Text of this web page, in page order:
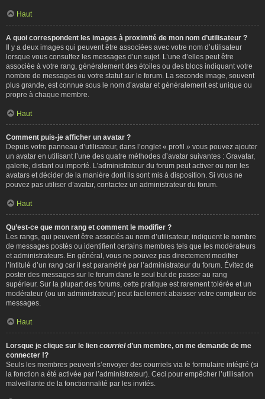
Haut
A quoi correspondent les images à proximité de mon nom d’utilisateur ?
Il y a deux images qui peuvent être associées avec votre nom d’utilisateur
lorsque vous consultez les messages d’un sujet. L’une d’elles peut être
associée à votre rang, généralement des étoiles ou des blocs indiquant votre
nombre de messages ou votre statut sur le forum. La seconde image, souvent
plus grande, est connue sous le nom d’avatar et généralement est unique ou
propre à chaque membre.
Haut
Comment puis-je afficher un avatar ?
Depuis votre panneau d’utilisateur, dans l’onglet « profil » vous pouvez ajouter
un avatar en utilisant l’une des quatre méthodes d’avatar suivantes : Gravatar,
galerie, distant ou importé. L’administrateur du forum peut activer ou non les
avatars et décider de la manière dont ils sont mis à disposition. Si vous ne
pouvez pas utiliser d’avatar, contactez un administrateur du forum.
Haut
Qu’est-ce que mon rang et comment le modifier ?
Les rangs, qui peuvent être associés au nom d’utilisateur, indiquent le nombre
de messages postés ou identifient certains membres tels que les modérateurs
et administrateurs. En général, vous ne pouvez pas directement modifier
l’intitulé d’un rang car il est paramétré par l’administrateur du forum. Évitez de
poster des messages sur le forum dans le seul but de passer au rang
supérieur. Sur la plupart des forums, cette pratique est rarement tolérée et un
modérateur (ou un administrateur) peut facilement abaisser votre compteur de
messages.
Haut
Lorsque je clique sur le lien courrield’un membre, on me demande de me
connecter !?
Seuls les membres peuvent s’envoyer des courriels via le formulaire intégré (si
la fonction a été activée par l’administrateur). Ceci pour empêcher l’utilisation
malveillante de la fonctionnalité par les invités.